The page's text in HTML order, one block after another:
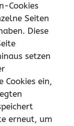
Cookies
Seiten
Diese
setzen
Cookies ein,
erneut, um